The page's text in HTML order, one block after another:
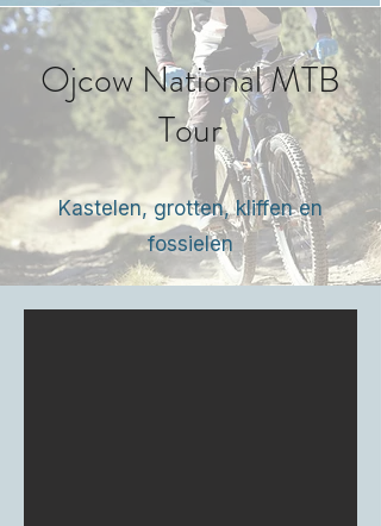
Ojcow National MTB
Tour
Kastelen, grotten, kliffen en
fossielen